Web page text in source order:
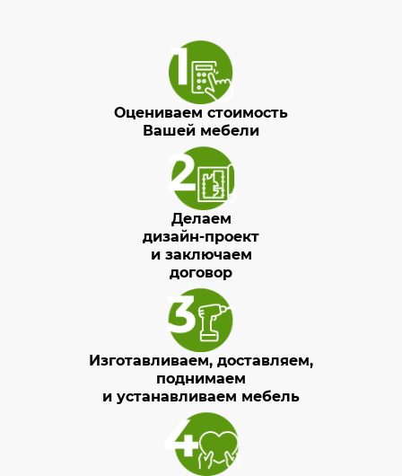
Оцениваем стоимость
Вашей мебели
Делаем
дизайн-проект
и заключаем
договор
Изготавливаем, доставляем,
поднимаем
и устанавливаем мебель